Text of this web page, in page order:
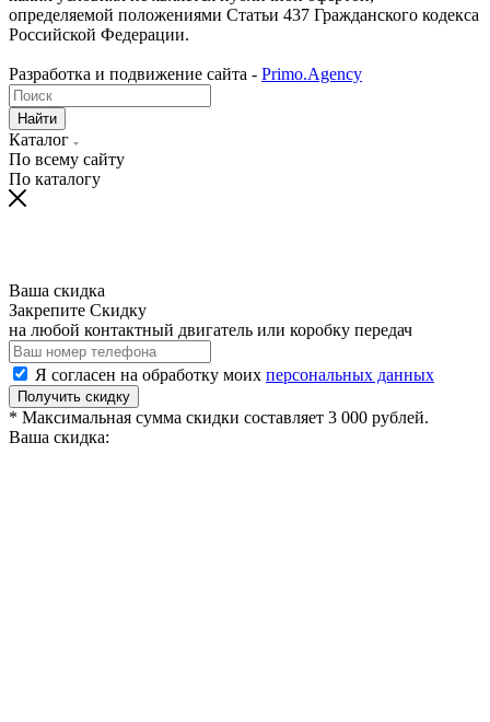
определяемой положениями Статьи 437 Гражданского кодекса
Российской Федерации.
Разработка и подвижение сайта - Primo.Agency
Найти
Каталог
По всему сайту
По каталогу
Ваша скидка
Закрепите Скидку
на любой контактный двигатель или коробку передач
Я согласен на обработку моих персональных данных
Получить скидку
* Максимальная сумма скидки составляет 3 000 рублей.
Ваша скидка: